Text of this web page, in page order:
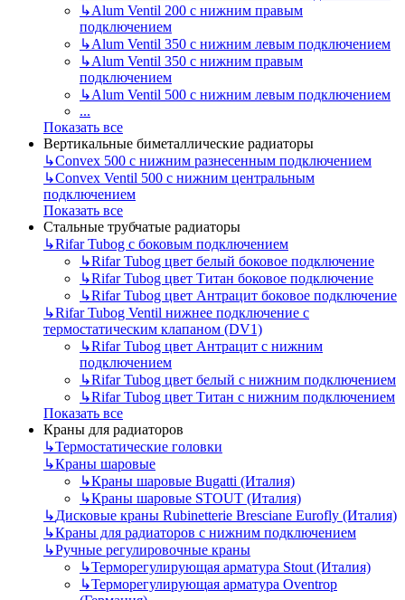
↳Alum Ventil 200 с нижним правым
подключением
↳Alum Ventil 350 с нижним левым подключением
↳Alum Ventil 350 с нижним правым
подключением
↳Alum Ventil 500 с нижним левым подключением
...
Показать все
Вертикальные биметаллические радиаторы
↳Convex 500 с нижним разнесенным подключением
↳Convex Ventil 500 с нижним центральным
подключением
Показать все
Стальные трубчатые радиаторы
↳Rifar Tubog с боковым подключением
↳Rifar Tubog цвет белый боковое подключение
↳Rifar Tubog цвет Титан боковое подключение
↳Rifar Tubog цвет Антрацит боковое подключение
↳Rifar Tubog Ventil нижнее подключение с
термостатическим клапаном (DV1)
↳Rifar Tubog цвет Антрацит с нижним
подключением
↳Rifar Tubog цвет белый с нижним подключением
↳Rifar Tubog цвет Титан с нижним подключением
Показать все
Краны для радиаторов
↳Термостатические головки
↳Краны шаровые
↳Краны шаровые Bugatti (Италия)
↳Краны шаровые STOUT (Италия)
↳Дисковые краны Rubinetterie Bresciane Eurofly (Италия)
↳Краны для радиаторов с нижним подключением
↳Ручные регулировочные краны
↳Терморегулирующая арматура Stout (Италия)
↳Терморегулирующая арматура Oventrop